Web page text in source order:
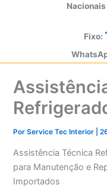
Fixo:
PorService Tec Interior |
Assistência Técnica
para Manutenção e
Importados